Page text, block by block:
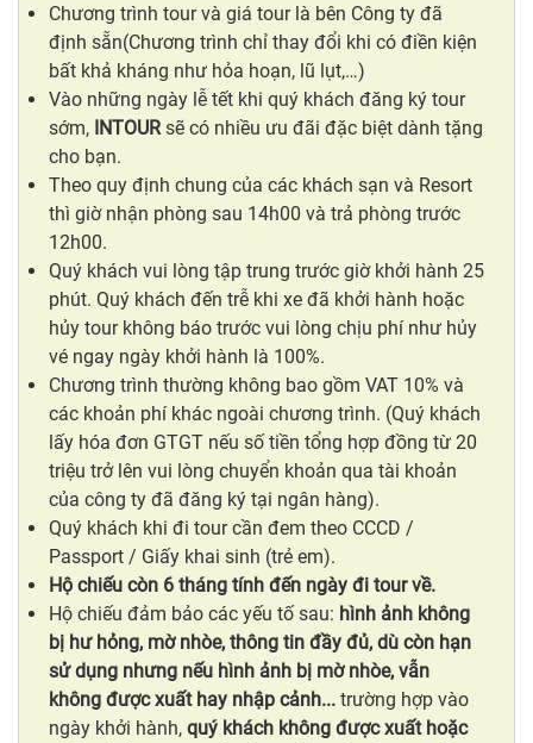
Chương trình tour và giá tour là bên Công ty đã
định sẵn(Chương trình chỉ thay đổi khi có điền kiện
bất khả kháng như hỏa hoạn, lũ lụt,…)
Vào những ngày lễ tết khi quý khách đăng ký tour
sớm, INTOURsẽ có nhiều ưu đãi đặc biệt dành tặng
cho bạn.
Theo quy định chung của các khách sạn và Resort
thì giờ nhận phòng sau 14h00 và trả phòng trước
12h00.
Quý khách vui lòng tập trung trước giờ khởi hành 25
phút. Quý khách đến trễ khi xe đã khởi hành hoặc
hủy tour không báo trước vui lòng chịu phí như hủy
vé ngay ngày khởi hành là 100%.
Chương trình thường không bao gồm VAT 10% và
các khoản phí khác ngoài chương trình. (Quý khách
lấy hóa đơn GTGT nếu số tiền tổng hợp đồng từ 20
triệu trở lên vui lòng chuyển khoản qua tài khoản
của công ty đã đăng ký tại ngân hàng).
Quý khách khi đi tour cần đem theo CCCD /
Passport / Giấy khai sinh (trẻ em).
Hộ chiếu còn 6 tháng tính đến ngày đi tour về.
Hộ chiếu đảm bảo các yếu tố sau: hình ảnh không
bị hư hỏng, mờ nhòe, thông tin đầy đủ, dù còn hạn
sử dụng nhưng nếu hình ảnh bị mờ nhòe, vẫn
không được xuất hay nhập cảnh... trường hợp vào
ngày khởi hành, quý khách không được xuất hoặc